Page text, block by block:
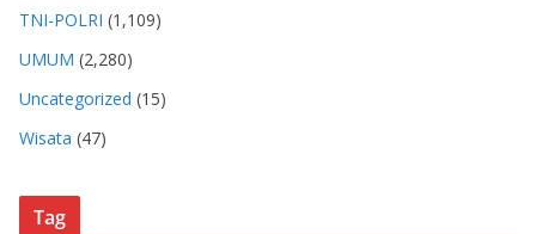
TNI-POLRI (1,109)
UMUM (2,280)
Uncategorized (15)
Wisata (47)
Tag